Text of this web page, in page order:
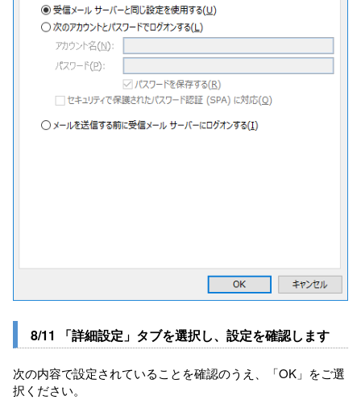
8/11 「詳細設定」タブを選択し、設定を確認します
次の内容で設定されていることを確認のうえ、「OK」をご選
択ください。